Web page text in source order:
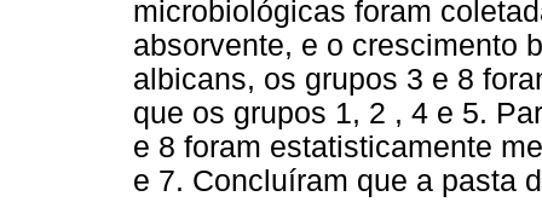
microbiológicas foram
absorvente, e o crescimento
albicans, os grupos 3 e 8
que os grupos 1, 2 , 4 e 5.
e 8 foram estatisticamente
e 7. Concluíram que a pasta